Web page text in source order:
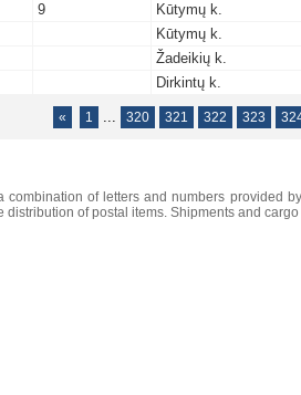
9 Kūtymų k.
Kūtymų k.
Žadeikių k.
Dirkintų k.
« 1 ... 320 321 322 323
combination of letters and numbers provided
distribution of postal items. Shipments and